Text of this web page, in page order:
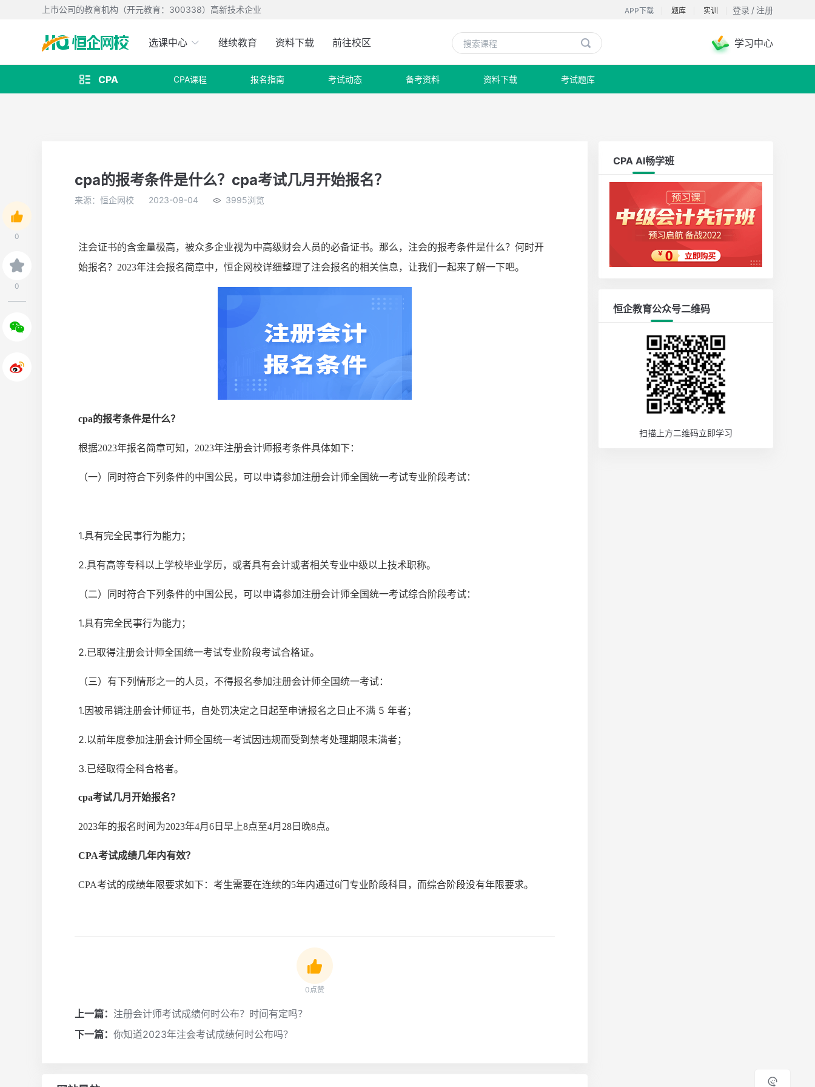
上市公司的教育机构（开元教育：300338）高新技术企业 登录 / 注册
实训
题库
APP下载
选课中心 继续教育 资料下载 前往校区  学习中心
 CPA CPA课程 报名指南 考试动态 备考资料 资料下载 考试题库
0
0
cpa的报考条件是什么？cpa考试几月开始报名？
来源：恒企网校 2023-09-04 3995浏览
注会证书的含金量极高，被众多企业视为中高级财会人员的必备证书。那么，注会的报考条件是什么？何时开
始报名？2023年注会报名简章中，恒企网校详细整理了注会报名的相关信息，让我们一起来了解一下吧。
cpa的报考条件是什么？
根据2023年报名简章可知，2023年注册会计师报考条件具体如下：
（一）同时符合下列条件的中国公民，可以申请参加注册会计师全国统一考试专业阶段考试：
1.具有完全民事行为能力；
2.具有高等专科以上学校毕业学历，或者具有会计或者相关专业中级以上技术职称。
（二）同时符合下列条件的中国公民，可以申请参加注册会计师全国统一考试综合阶段考试：
1.具有完全民事行为能力；
2.已取得注册会计师全国统一考试专业阶段考试合格证。
（三）有下列情形之一的人员，不得报名参加注册会计师全国统一考试：
1.因被吊销注册会计师证书，自处罚决定之日起至申请报名之日止不满 5 年者；
2.以前年度参加注册会计师全国统一考试因违规而受到禁考处理期限未满者；
3.已经取得全科合格者。
cpa考试几月开始报名？
2023年的报名时间为2023年4月6日早上8点至4月28日晚8点。
CPA考试成绩几年内有效？
CPA考试的成绩年限要求如下：考生需要在连续的5年内通过6门专业阶段科目，而综合阶段没有年限要求。
0点赞
上一篇： 注册会计师考试成绩何时公布？时间有定吗？
下一篇： 你知道2023年注会考试成绩何时公布吗？
CPA AI畅学班
恒企教育公众号二维码
扫描上方二维码立即学习